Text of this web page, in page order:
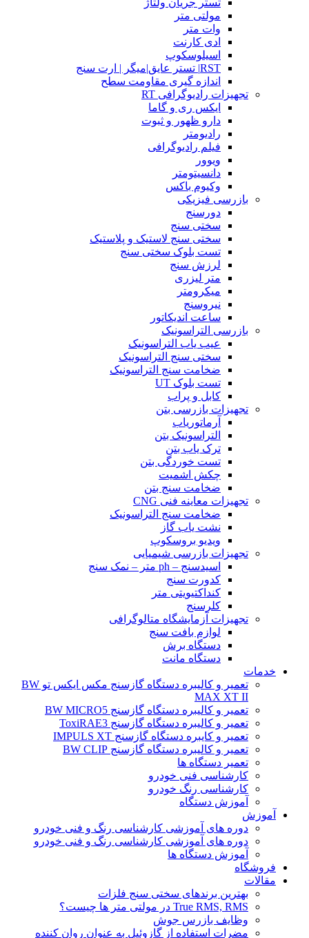
تستر جریان ولتاژ
مولتی متر
وات متر
ادی کارنت
اسیلوسکوپ
RST| تستر عایق|میگر | ارت سنج
اندازه گیری مقاومت سطح
تجهیزات رادیوگرافی RT
ایکس ری و گاما
دارو ظهور و ثبوت
رادیومتر
فیلم رادیوگرافی
ویوور
دانسیتومتر
وکیوم باکس
بازرسی فیزیکی
دورسنج
سختی سنج
سختی سنج لاستیک و پلاستیک
تست بلوک سختی سنج
لرزش سنج
متر لیزری
میکرومتر
نیروسنج
ساعت اندیکاتور
بازرسی التراسونیک
عیب یاب التراسونیک
سختی سنج التراسونیک
ضخامت سنج التراسونیک
تست بلوک UT
کابل و پراب
تجهیزات بازرسی بتن
آرماتوریاب
التراسونیک بتن
ترک یاب بتن
تست خوردگی بتن
چکش اشمیت
ضخامت سنج بتن
تجهیزات معاینه فنی CNG
ضخامت سنج التراسونیک
نشت یاب گاز
ویدیو بروسکوپ
تجهیزات بازرسی شیمیایی
اسیدسنج – ph متر – نمک سنج
کدورت سنج
کنداکتیویتی متر
کلرسنج
تجهیزات آزمایشگاه متالوگرافی
لوازم بافت سنج
دستگاه برش
دستگاه مانت
خدمات
تعمیر و کالیبره دستگاه گازسنج مکس ایکس تو BW
MAX XT II
تعمیر و کالیبره دستگاه گازسنج BW MICRO5
تعمیر و کالیبره دستگاه گازسنج ToxiRAE3
تعمیر و کایبره دستگاه گازسنج IMPULS XT
تعمیر و کالیبره دستگاه گازسنج BW CLIP
تعمیر دستگاه ها
کارشناسی فنی خودرو
کارشناسی رنگ خودرو
آموزش دستگاه
آموزش
دوره های آموزشی کارشناسی رنگ و فنی خودرو
دوره های آموزشی کارشناسی رنگ و فنی خودرو
آموزش دستگاه ها
فروشگاه
مقالات
بهترین برندهای سختی سنج فلزات
True RMS, RMS در مولتی متر ها چیست؟
وظایف بازرس جوش
مضرات استفاده از گازوئیل به عنوان روان کننده